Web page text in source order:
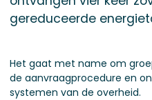
gereduceerde
Het gaat met name om
de aanvraagprocedure en
systemen van de overheid.